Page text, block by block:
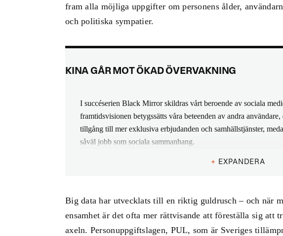
fram alla möjliga uppgifter om personens ålder,
och politiska sympatier.
KINA GÅR MOT ÖKAD ÖVERVAKNING
I succéserien Black Mirror skildras vårt beroende av sociala
framtidsvisionen betygssätts våra beteenden av andra
tillgång till mer exklusiva erbjudanden och samhällstjänster,
såväl jobb som sociala sammanhang.
I Kina har den här visionen redan kommit verkligheten några
bekantskapskretsar, via en noga hemlighetshållen algoritm. I
liv i allt högre grad påverkas av vilken poäng (”Zhima credit”)
en importerad svartlista över ”Ohederliga personer” från landets
+ EXPANDERA
Big data har utvecklats till en riktig guldrusch – och när
ensamhet är det ofta mer rättvisande att föreställa sig att
axeln. Personuppgiftslagen, PUL, som är Sveriges